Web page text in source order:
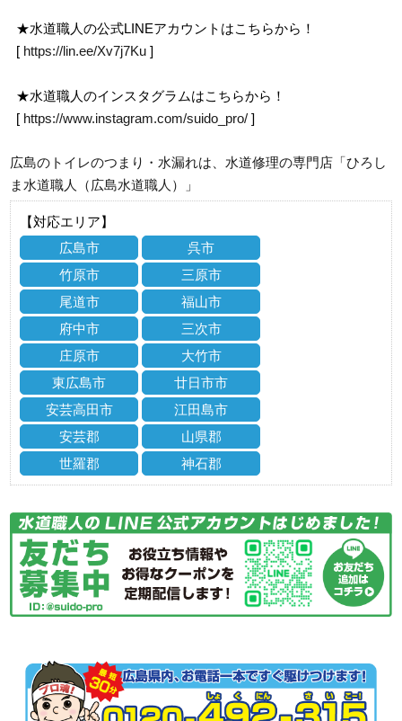
★水道職人の公式LINEアカウントはこちらから！
[ https://lin.ee/Xv7j7Ku ]
★水道職人のインスタグラムはこちらから！
[ https://www.instagram.com/suido_pro/ ]
広島のトイレのつまり・水漏れは、水道修理の専門店「ひろし
ま水道職人（広島水道職人）」
【対応エリア】
広島市
呉市
竹原市
三原市
尾道市
福山市
府中市
三次市
庄原市
大竹市
東広島市
廿日市市
安芸高田市
江田島市
安芸郡
山県郡
世羅郡
神石郡